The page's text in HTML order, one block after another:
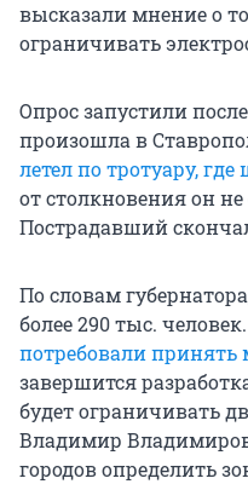
высказали мнение о
ограничивать
Опрос запустили
произошла в
летел по тротуару,
от столкновения он
Пострадавший
По словам
более 290 тыс. человек.
потребовали принять
завершится
будет ограничивать
Владимир
городов определить